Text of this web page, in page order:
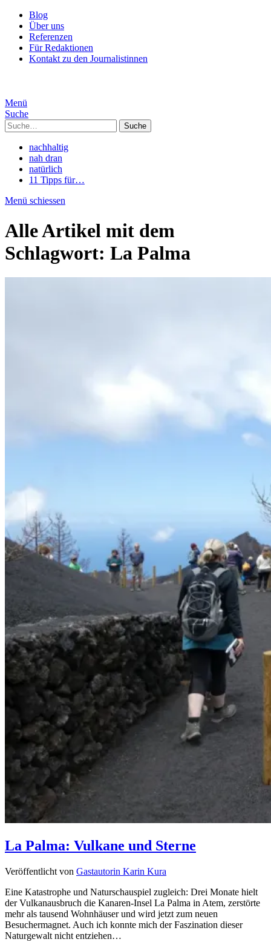
Blog
Über uns
Referenzen
Für Redaktionen
Kontakt zu den Journalistinnen
Menü
Suche
Suche
nachhaltig
nah dran
natürlich
11 Tipps für…
Menü schiessen
Alle Artikel mit dem
Schlagwort: La Palma
La Palma: Vulkane und Sterne
Veröffentlicht von Gastautorin Karin Kura
Eine Katastrophe und Naturschauspiel zugleich: Drei Monate hielt
der Vulkanausbruch die Kanaren-Insel La Palma in Atem, zerstörte
mehr als tausend Wohnhäuser und wird jetzt zum neuen
Besuchermagnet. Auch ich konnte mich der Faszination dieser
Naturgewalt nicht entziehen…